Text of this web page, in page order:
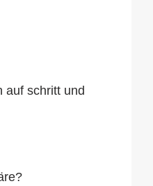
auf schritt und